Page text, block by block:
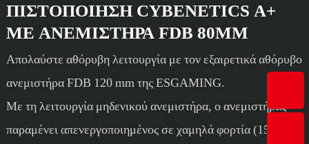
ΠΙΣΤΟΠΟΊΗΣΗ CYBENETICS A+
ΜΕ ΑΝΕΜΙΣΤΉΡΑ FDB 80MM
Απολαύστε αθόρυβη λειτουργία με τον εξαιρετικά αθόρυβο
ανεμιστήρα FDB 120 mm της ESGAMING.
Με τη λειτουργία μηδενικού ανεμιστήρα, ο ανεμιστήρας
παραμένει απενεργοποιημένος σε χαμηλά φορτία (15-